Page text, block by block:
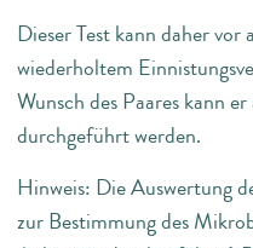
Dieser Test kann daher
wiederholtem
Wunsch des Paares kann
durchgeführt werden.
Hinweis: Die Auswertung
zur Bestimmung des